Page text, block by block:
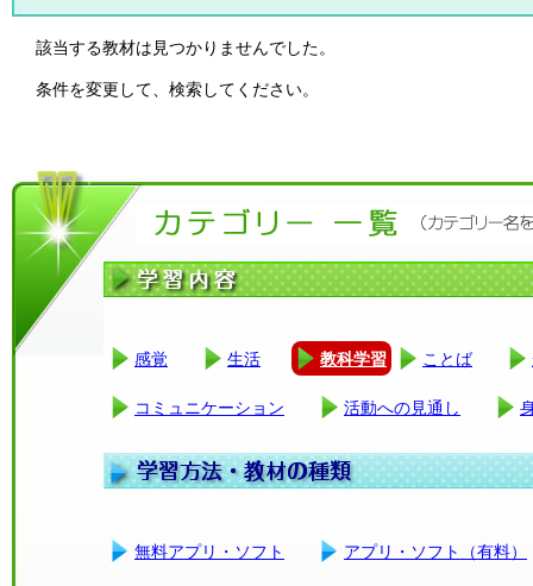
該当する教材は見つかりませんでした。
条件を変更して、検索してください。
感覚 生活 教科学習 ことば
コミュニケーション 活動への見通し
無料アプリ・ソフト アプリ・ソフト（有料）